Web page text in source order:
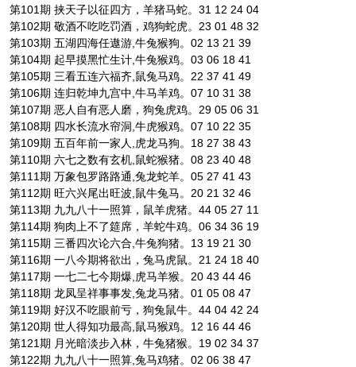
第101期 挟天子以征四方，羊猪马蛇。31 12 24 04
第102期 敬酒不吃吃罚酒，鸡狗蛇虎。23 01 48 32
第103期 五湖四海任遨游,牛兔猴狗。02 13 21 39
第104期 起早摸黑忙生计,牛兔猴鸡。03 06 18 41
第105期 三看五连六福齐,鼠兔马鸡。22 37 41 49
第106期 连归乾坤九宫中,牛马羊鸡。07 10 31 38
第107期 恶人自有恶人磨，狗兔虎鸡。29 05 06 31
第108期 四水长流水帘洞,牛虎猴鸡。07 10 22 35
第109期 五百年前一家人,虎龙马狗。18 27 38 43
第110期 六七之数有玄机,鼠蛇猴猪。08 23 40 48
第111期 万象包罗路路通,兔龙蛇羊。05 27 41 43
第112期 旺六兴尾出旺波,鼠牛兔马。20 21 32 46
第113期 九九八十一照算，鼠羊虎猪。44 05 27 11
第114期 狗肉上不了筵席，羊蛇牛鸡。06 34 36 19
第115期 三番四次论六合,牛兔狗猪。13 19 21 30
第116期 一八今期将欲出，兔马虎鼠。21 24 18 40
第117期 一七二七今期爆,虎马羊猴。20 43 44 46
第118期 龙凤呈祥事事发,兔龙马猪。01 05 08 47
第119期 好汉不吃眼前亏，狗兔鼠牛。44 04 42 24
第120期 世人得知功最高,鼠马猴鸡。12 16 44 46
第121期 月光暗淡步入林，牛兔猪猴。19 02 34 37
第122期 九九八十一照算,兔马鸡猪。02 06 38 47